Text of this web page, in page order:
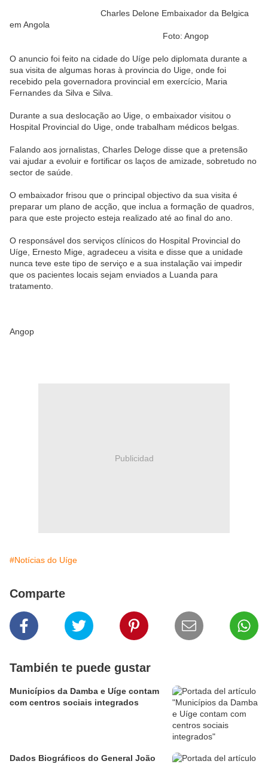
Charles Delone Embaixador da Belgica
em Angola
Foto: Angop
O anuncio foi feito na cidade do Uíge pelo diplomata durante a
sua visita de algumas horas à provincia do Uige, onde foi
recebido pela governadora provincial em exercício, Maria
Fernandes da Silva e Silva.
Durante a sua deslocação ao Uige, o embaixador visitou o
Hospital Provincial do Uige, onde trabalham médicos belgas.
Falando aos jornalistas, Charles Deloge disse que a pretensão
vai ajudar a evoluir e fortificar os laços de amizade, sobretudo no
sector de saúde.
O embaixador frisou que o principal objectivo da sua visita é
preparar um plano de acção, que inclua a formação de quadros,
para que este projecto esteja realizado até ao final do ano.
O responsável dos serviços clínicos do Hospital Provincial do
Uíge, Ernesto Mige, agradeceu a visita e disse que a unidade
nunca teve este tipo de serviço e a sua instalação vai impedir
que os pacientes locais sejam enviados a Luanda para
tratamento.
Angop
Publicidad
#Notícias do Uíge
Comparte
También te puede gustar
Municípios da Damba e Uíge contam
com centros sociais integrados
Dados Biográficos do General João